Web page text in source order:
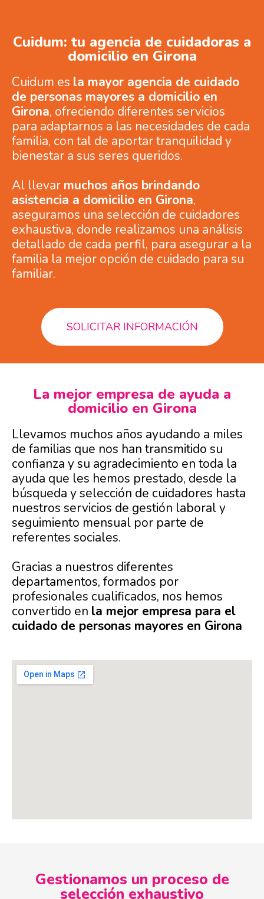
Cuidum: tu agencia de cuidadoras a
domicilio en Girona
Cuidum es la mayor agencia de cuidado
de personas mayores a domicilio en
Girona, ofreciendo diferentes servicios
para adaptarnos a las necesidades de cada
familia, con tal de aportar tranquilidad y
bienestar a sus seres queridos.
Al llevar muchos años brindando
asistencia a domicilio en Girona,
aseguramos una selección de cuidadores
exhaustiva, donde realizamos una análisis
detallado de cada perfil, para asegurar a la
familia la mejor opción de cuidado para su
familiar.
SOLICITAR INFORMACIÓN
La mejor empresa de ayuda a
domicilio en Girona
Llevamos muchos años ayudando a miles
de familias que nos han transmitido su
confianza y su agradecimiento en toda la
ayuda que les hemos prestado, desde la
búsqueda y selección de cuidadores hasta
nuestros servicios de gestión laboral y
seguimiento mensual por parte de
referentes sociales.
Gracias a nuestros diferentes
departamentos, formados por
profesionales cualificados, nos hemos
convertido en la mejor empresa para el
cuidado de personas mayores en Girona
Gestionamos un proceso de
selección exhaustivo